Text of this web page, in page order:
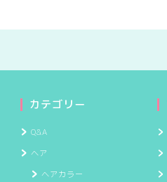
カテゴリー
Q&A
ヘア
ヘアカラー